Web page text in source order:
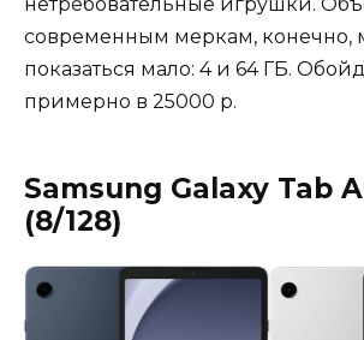
нетребовательные игрушки.
современным меркам, конечно,
показаться мало: 4 и 64 ГБ.
примерно в 25000 р.
Samsung Galaxy Tab
(8/128)